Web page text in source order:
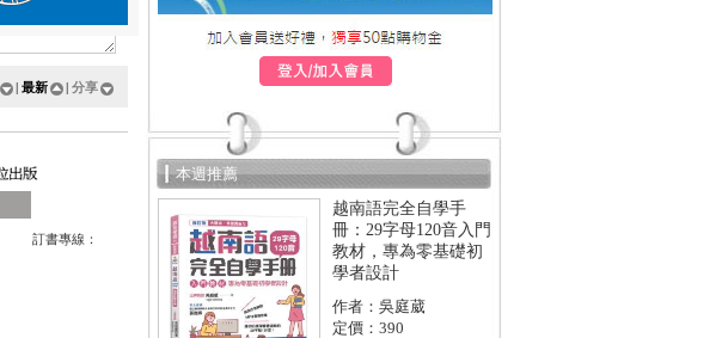
最新 分享
訂書專線：
本週推薦
越南語完全自學手
冊：29字母120音入門
教材，專為零基礎初
學者設計
作者：吳庭葳
定價：390